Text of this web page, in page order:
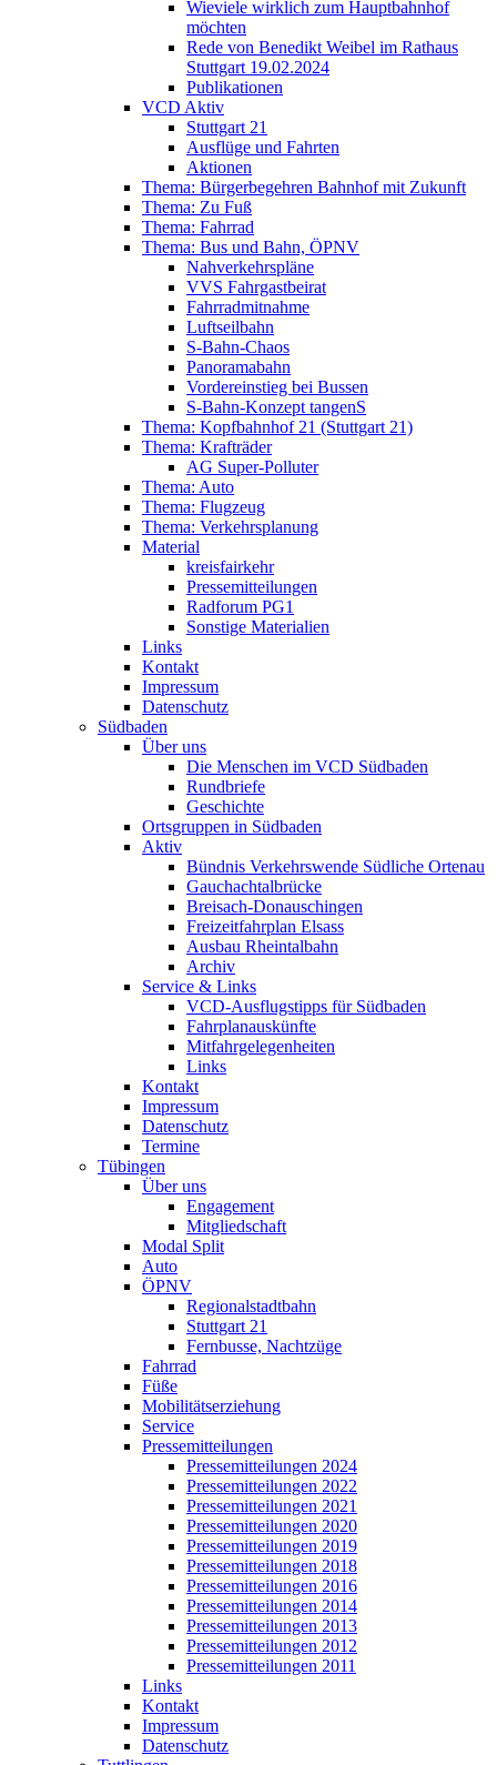
Wieviele wirklich zum Hauptbahnhof
möchten
Rede von Benedikt Weibel im Rathaus
Stuttgart 19.02.2024
Publikationen
VCD Aktiv
Stuttgart 21
Ausflüge und Fahrten
Aktionen
Thema: Bürgerbegehren Bahnhof mit Zukunft
Thema: Zu Fuß
Thema: Fahrrad
Thema: Bus und Bahn, ÖPNV
Nahverkehrspläne
VVS Fahrgastbeirat
Fahrradmitnahme
Luftseilbahn
S-Bahn-Chaos
Panoramabahn
Vordereinstieg bei Bussen
S-Bahn-Konzept tangenS
Thema: Kopfbahnhof 21 (Stuttgart 21)
Thema: Krafträder
AG Super-Polluter
Thema: Auto
Thema: Flugzeug
Thema: Verkehrsplanung
Material
kreisfairkehr
Pressemitteilungen
Radforum PG1
Sonstige Materialien
Links
Kontakt
Impressum
Datenschutz
Südbaden
Über uns
Die Menschen im VCD Südbaden
Rundbriefe
Geschichte
Ortsgruppen in Südbaden
Aktiv
Bündnis Verkehrswende Südliche Ortenau
Gauchachtalbrücke
Breisach-Donauschingen
Freizeitfahrplan Elsass
Ausbau Rheintalbahn
Archiv
Service & Links
VCD-Ausflugstipps für Südbaden
Fahrplanauskünfte
Mitfahrgelegenheiten
Links
Kontakt
Impressum
Datenschutz
Termine
Tübingen
Über uns
Engagement
Mitgliedschaft
Modal Split
Auto
ÖPNV
Regionalstadtbahn
Stuttgart 21
Fernbusse, Nachtzüge
Fahrrad
Füße
Mobilitätserziehung
Service
Pressemitteilungen
Pressemitteilungen 2024
Pressemitteilungen 2022
Pressemitteilungen 2021
Pressemitteilungen 2020
Pressemitteilungen 2019
Pressemitteilungen 2018
Pressemitteilungen 2016
Pressemitteilungen 2014
Pressemitteilungen 2013
Pressemitteilungen 2012
Pressemitteilungen 2011
Links
Kontakt
Impressum
Datenschutz